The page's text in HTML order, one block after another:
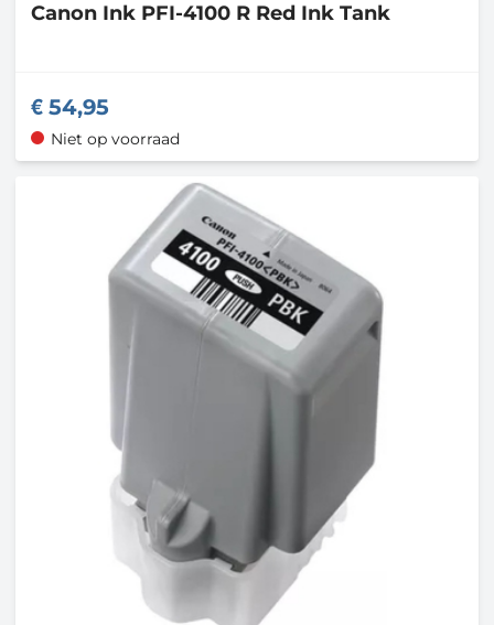
Canon Ink PFI-4100 R Red Ink Tank
54,95
Niet op voorraad